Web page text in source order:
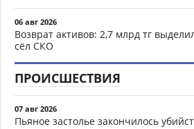
06 авг 2026
Возврат активов: 2,7 млрд тг
сёл СКО
ПРОИСШЕСТВИЯ
07 авг 2026
Пьяное застолье закончилось